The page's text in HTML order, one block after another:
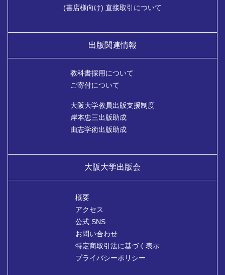
(書店様向け) 直接取引について
出版関連情報
教科書採用について
ご寄付について
大阪大学教員出版支援制度
岸本忠三出版助成
由志学術出版助成
大阪大学出版会
概要
アクセス
公式 SNS
お問い合わせ
特定商取引法に基づく表示
プライバシーポリシー